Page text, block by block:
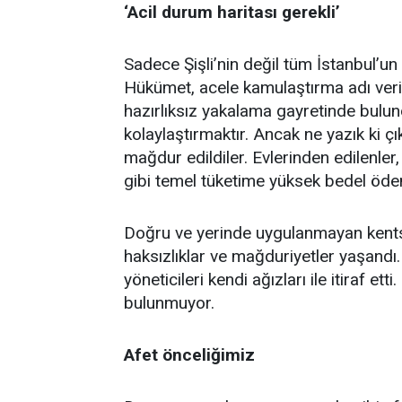
‘Acil durum haritası gerekli’
Sadece Şişli’nin değil tüm
Hükümet, acele kamulaştırma adı
hazırlıksız yakalama gayretinde
kolaylaştırmaktır. Ancak ne yazık ki
mağdur edildiler. Evlerinden
gibi temel tüketime yüksek bedel
Doğru ve yerinde uygulanmayan
haksızlıklar ve mağduriyetler
yöneticileri kendi ağızları ile itiraf
bulunmuyor.
Afet önceliğimiz